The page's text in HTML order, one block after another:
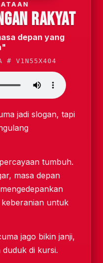
RAKYAT
depan yang
# V1N55X404
jadi slogan, tapi
tumbuh.
masa depan
untuk
jago bikin janji,
duduk di kursi.